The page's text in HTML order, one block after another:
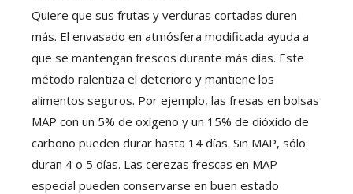
Quiere que sus frutas y verduras cortadas duren
más. El envasado en atmósfera modificada ayuda a
que se mantengan frescos durante más días. Este
método ralentiza el deterioro y mantiene los
alimentos seguros. Por ejemplo, las fresas en bolsas
MAP con un 5% de oxígeno y un 15% de dióxido de
carbono pueden durar hasta 14 días. Sin MAP, sólo
duran 4 o 5 días. Las cerezas frescas en MAP
especial pueden conservarse en buen estado